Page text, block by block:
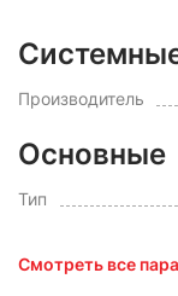
Производитель
Основные
Тип
Смотреть все